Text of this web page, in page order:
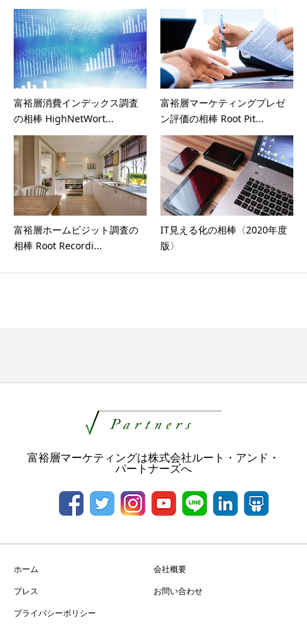
富裕層消費インデックス調査
の相棒 HighNetWort...
富裕層マーケティングプレゼ
ン評価の相棒 Root Pit...
富裕層ホームビジット調査の
相棒 Root Recordi...
IT見える化の相棒〈2020年度
版〉
富裕層マーケティングは株式会社ルート・アンド・
パートナーズへ
ホーム
会社概要
プレス
お問い合わせ
プライバシーポリシー